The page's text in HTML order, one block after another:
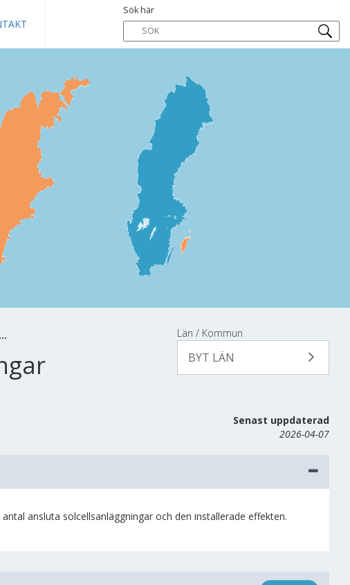
Sök här
Län / Kommun
BYT LÄN
Senast uppdaterad
2026-04-07
ansluta solcellsanläggningar och den installerade effekten.